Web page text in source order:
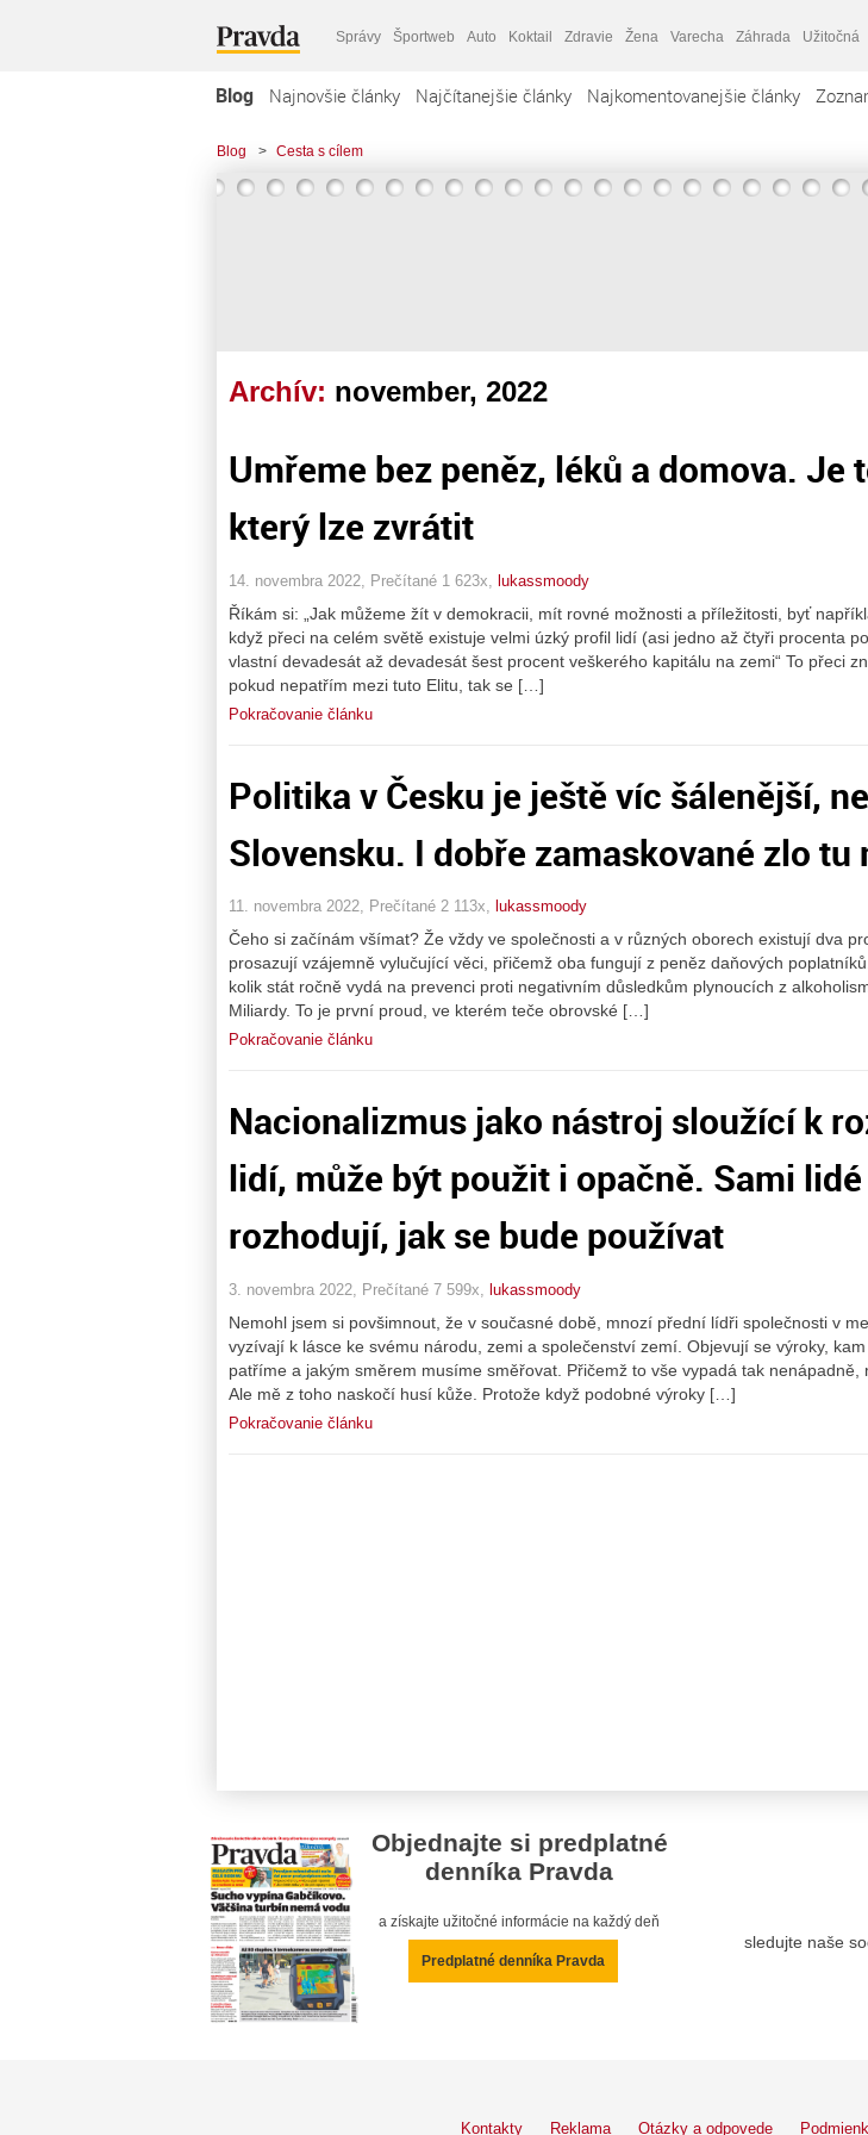
Správy Športweb Auto Koktail Zdravie Žena Varecha Záhrada Užitočná
Blog Najnovšie články Najčítanejšie články Najkomentovanejšie články
Blog > Cesta s cílem
Archív: november, 2022
Umřeme bez peněz, léků a domova. Je
který lze zvrátit
14. novembra 2022, Prečítané 1 623x, lukassmoody
Říkám si: „Jak můžeme žít v demokracii, mít rovné možnosti a příležitosti, byť
když přeci na celém světě existuje velmi úzký profil lidí (asi jedno až čtyři procenta
vlastní devadesát až devadesát šest procent veškerého kapitálu na zemi“ To přeci
pokud nepatřím mezi tuto Elitu, tak se […]
Pokračovanie článku
Politika v Česku je ještě víc šálenější,
Slovensku. I dobře zamaskované zlo tu
11. novembra 2022, Prečítané 2 113x, lukassmoody
Čeho si začínám všímat? Že vždy ve společnosti a v různých oborech existují dva
prosazují vzájemně vylučující věci, přičemž oba fungují z peněz daňových
kolik stát ročně vydá na prevenci proti negativním důsledkům plynoucích z
Miliardy. To je první proud, ve kterém teče obrovské […]
Pokračovanie článku
Nacionalizmus jako nástroj sloužící k
lidí, může být použit i opačně. Sami lidé
rozhodují, jak se bude používat
3. novembra 2022, Prečítané 7 599x, lukassmoody
Nemohl jsem si povšimnout, že v současné době, mnozí přední lídři společnosti v
vyzívají k lásce ke svému národu, zemi a společenství zemí. Objevují se výroky,
patříme a jakým směrem musíme směřovat. Přičemž to vše vypadá tak nenápadně,
Ale mě z toho naskočí husí kůže. Protože když podobné výroky […]
Pokračovanie článku
Objednajte si predplatné
denníka Pravda
a získajte užitočné informácie na každý deň
Predplatné denníka Pravda
sledujte naše
Kontakty Reklama Otázky a odpovede